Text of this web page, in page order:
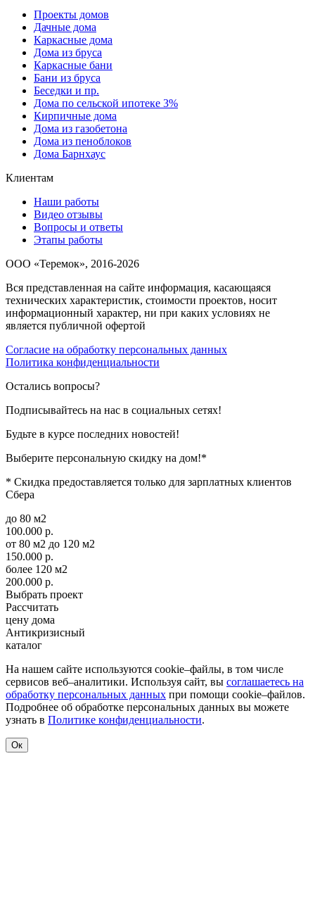
Проекты домов
Дачные дома
Каркасные дома
Дома из бруса
Каркасные бани
Бани из бруса
Беседки и пр.
Дома по сельской ипотеке 3%
Кирпичные дома
Дома из газобетона
Дома из пеноблоков
Дома Барнхаус
Клиентам
Наши работы
Видео отзывы
Вопросы и ответы
Этапы работы
ООО «Теремок», 2016-2026
Вся представленная на сайте информация, касающаяся
технических характеристик, стоимости проектов, носит
информационный характер, ни при каких условиях не
является публичной офертой
Согласие на обработку персональных данных
Политика конфиденциальности
Остались вопросы?
Подписывайтесь на нас в социальных сетях!
Будьте в курсе последних новостей!
Выберите персональную скидку на дом!*
* Скидка предоставляется только для зарплатных клиентов
Сбера
до 80 м2
100.000 р.
от 80 м2 до 120 м2
150.000 р.
более 120 м2
200.000 р.
Выбрать проект
Рассчитать
цену дома
Антикризисный
каталог
На нашем сайте используются cookie–файлы, в том числе
сервисов веб–аналитики. Используя сайт, вы соглашаетесь на
обработку персональных данных при помощи cookie–файлов.
Подробнее об обработке персональных данных вы можете
узнать в Политике конфиденциальности.
Ок